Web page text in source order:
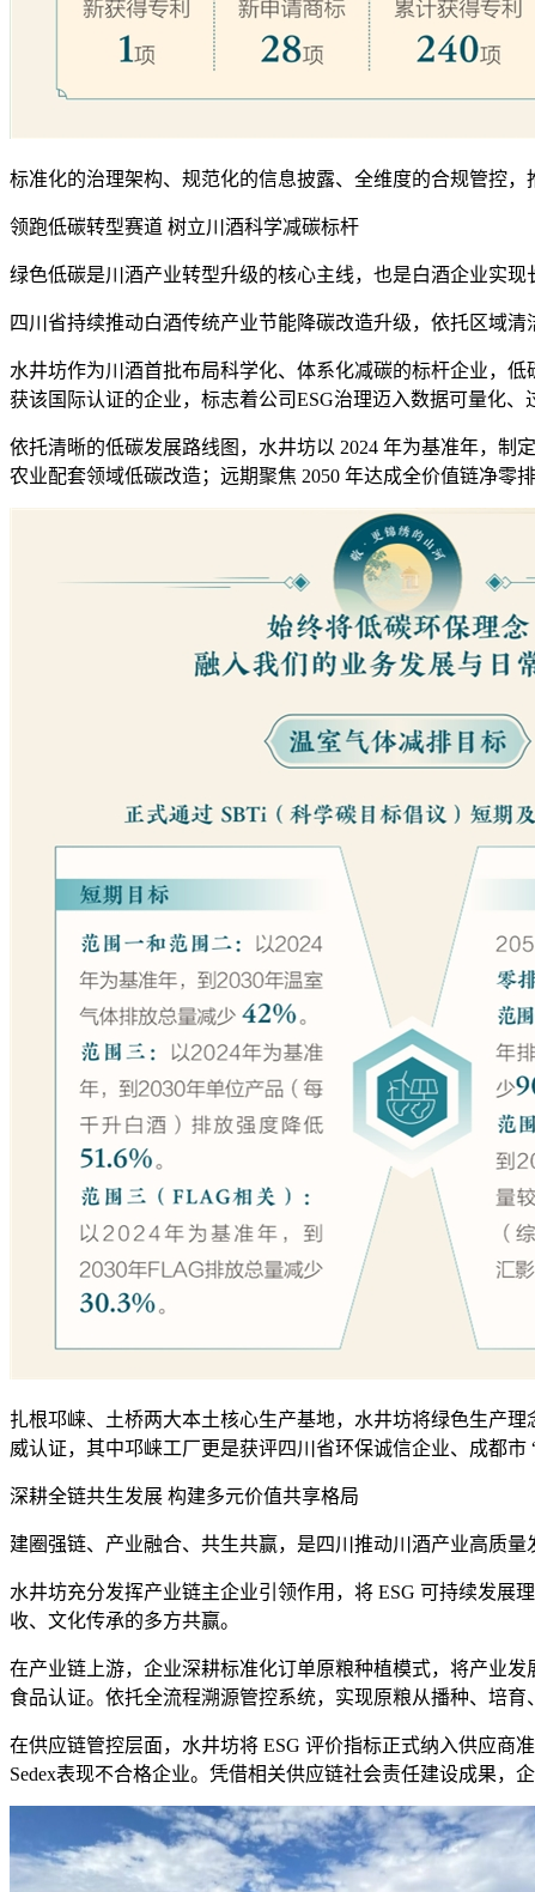
标准化的治理架构、规范化的信息披露、全维度的合规管控
领跑低碳转型赛道 树立川酒科学减碳标杆
绿色低碳是川酒产业转型升级的核心主线，也是白酒企业实现
四川省持续推动白酒传统产业节能降碳改造升级，依托区域
水井坊作为川酒首批布局科学化、体系化减碳的标杆企业，
获该国际认证的企业，标志着公司ESG治理迈入数据可量化、
依托清晰的低碳发展路线图，水井坊以 2024 年为基准年，制
农业配套领域低碳改造；远期聚焦 2050 年达成全价值链净零排
扎根邛崃、土桥两大本土核心生产基地，水井坊将绿色生产
威认证，其中邛崃工厂更是获评四川省环保诚信企业、成都
深耕全链共生发展 构建多元价值共享格局
建圈强链、产业融合、共生共赢，是四川推动川酒产业高质量
水井坊充分发挥产业链主企业引领作用，将 ESG 可持续发展
收、文化传承的多方共赢。
在产业链上游，企业深耕标准化订单原粮种植模式，将产业
食品认证。依托全流程溯源管控系统，实现原粮从播种、培育
在供应链管控层面，水井坊将 ESG 评价指标正式纳入供应商
Sedex表现不合格企业。凭借相关供应链社会责任建设成果，